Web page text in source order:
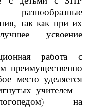
разнообразные
так как при их
усвоение
работа с
преимущественно
место уделяется
учителем –
логопедом) на